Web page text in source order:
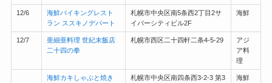
12/6
海鮮バイキングレスト
ラン ススキノデパート
札幌市中央区南5条西2丁目2サ
イバーシティビル2F
海鮮
12/7
亜細亜料理 世紀末飯店
二十四の拳
札幌市西区二十四軒二条4-5-29
アジ
ア料
理
海鮮カキしゃぶと焼き
札幌市中央区南四条西3-2-3 第3
海鮮